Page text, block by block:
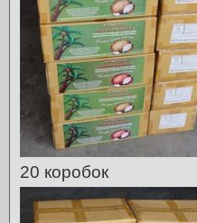
20 коробок